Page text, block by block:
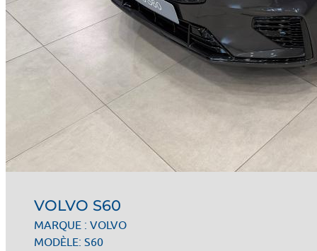
VOLVO S60
MARQUE : VOLVO
MODÈLE: S60